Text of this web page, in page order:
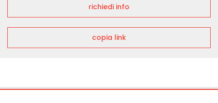
richiedi info
copia link